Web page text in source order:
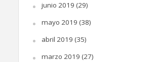
junio 2019 (29)
mayo 2019 (38)
abril 2019 (35)
marzo 2019 (27)